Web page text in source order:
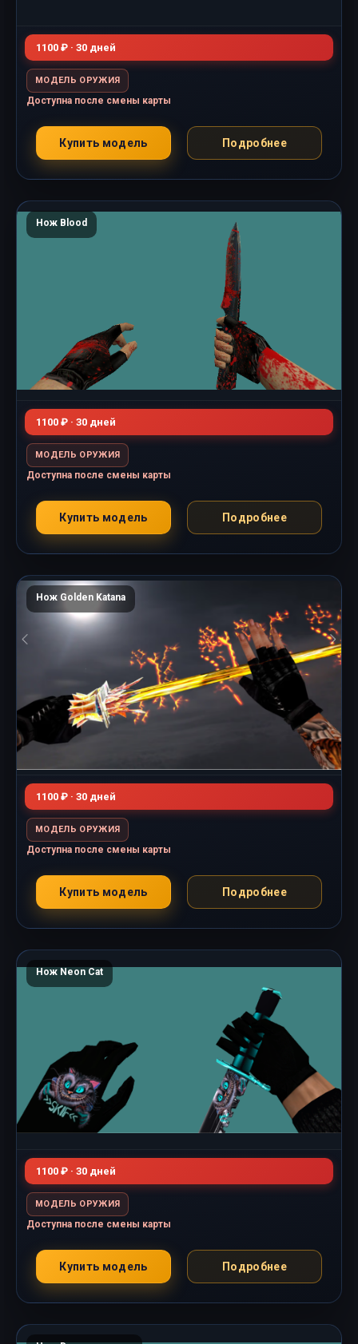
1100 ₽ · 30 дней
МОДЕЛЬ ОРУЖИЯ
Доступна после смены карты
Купить модель Подробнее
Нож Blood
1100 ₽ · 30 дней
МОДЕЛЬ ОРУЖИЯ
Доступна после смены карты
Купить модель Подробнее
Нож Golden Katana
1100 ₽ · 30 дней
МОДЕЛЬ ОРУЖИЯ
Доступна после смены карты
Купить модель Подробнее
Нож Neon Cat
1100 ₽ · 30 дней
МОДЕЛЬ ОРУЖИЯ
Доступна после смены карты
Купить модель Подробнее